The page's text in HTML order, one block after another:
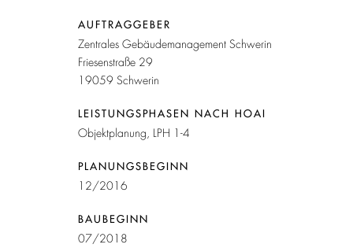
AUFTRAGGEBER
Zentrales Gebäudemanagement Schwerin
Friesenstraße 29
19059 Schwerin
LEISTUNGSPHASEN NACH HOAI
Objektplanung, LPH 1-4
PLANUNGSBEGINN
12/2016
BAUBEGINN
07/2018